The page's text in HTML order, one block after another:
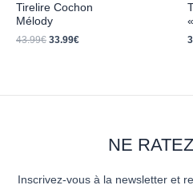
Tirelire Cochon
Mélody
43.99€ 33.99€
NE
Inscrivez-vous à la newsletter et